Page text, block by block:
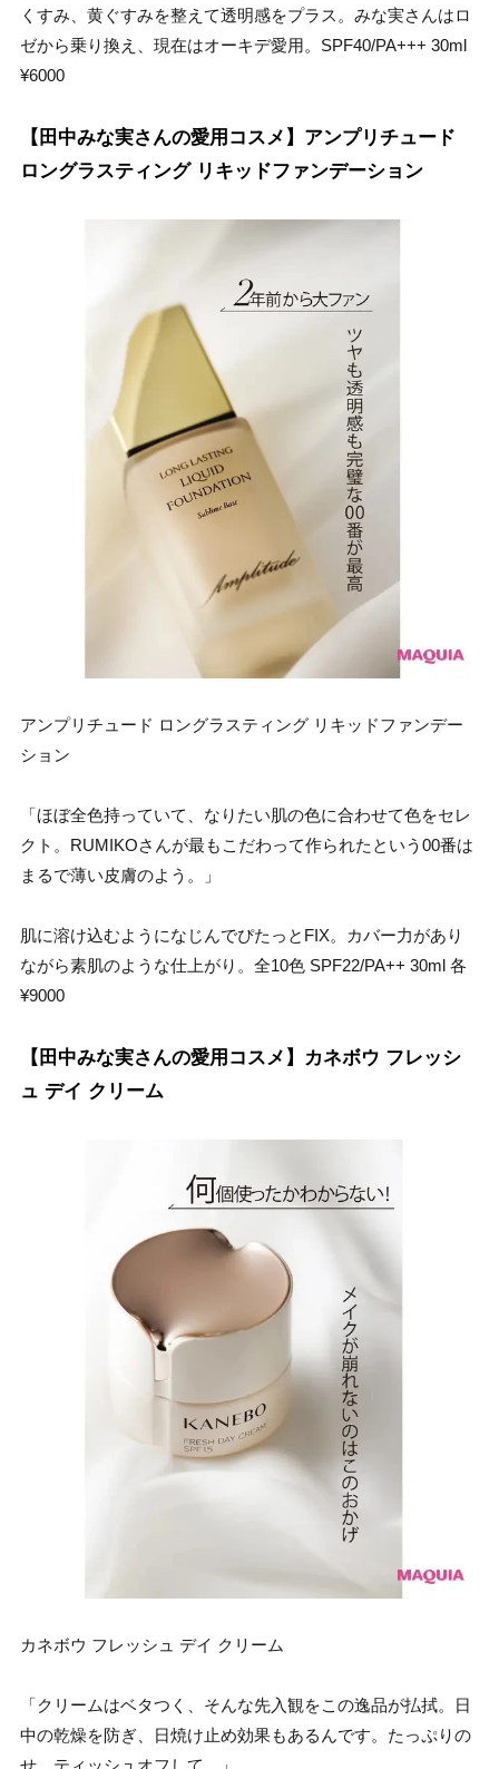
くすみ、黄ぐすみを整えて透明感をプラス。みな実さんはロ
ゼから乗り換え、現在はオーキデ愛用。SPF40/PA+++ 30ml
¥6000
【田中みな実さんの愛用コスメ】アンプリチュード
ロングラスティング リキッドファンデーション
アンプリチュード ロングラスティング リキッドファンデー
ション
「ほぼ全色持っていて、なりたい肌の色に合わせて色をセレ
クト。RUMIKOさんが最もこだわって作られたという00番は
まるで薄い皮膚のよう。」
肌に溶け込むようになじんでぴたっとFIX。カバー力があり
ながら素肌のような仕上がり。全10色 SPF22/PA++ 30ml 各
¥9000
【田中みな実さんの愛用コスメ】カネボウ フレッシ
ュ デイ クリーム
カネボウ フレッシュ デイ クリーム
「クリームはベタつく、そんな先入観をこの逸品が払拭。日
中の乾燥を防ぎ、日焼け止め効果もあるんです。たっぷりの
せ、ティッシュオフして。」